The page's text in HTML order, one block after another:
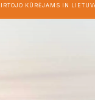
KŪRĖJAMS IN